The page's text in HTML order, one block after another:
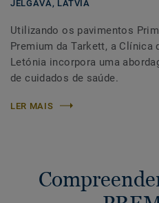
JELGAVA, LATVIA
Utilizando os pavimentos
Premium da Tarkett, a Clínica
Letónia incorpora uma
de cuidados de saúde.
LER MAIS